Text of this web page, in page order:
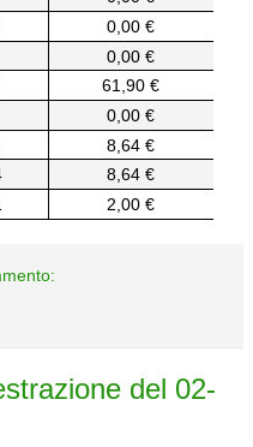
0,00 €
0,00 €
61,90 €
0,00 €
8,64 €
8,64 €
2,00 €
del 02-